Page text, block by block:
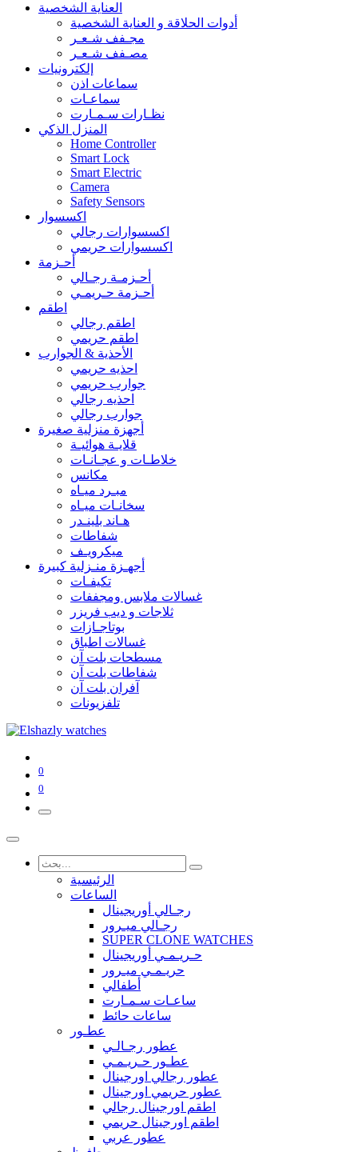
العناية الشخصية
أدوات الحلاقة و العناية الشخصية
مجـفف شـعـر
مصـفف شـعـر
إلكترونيات
سماعات اذن
سماعـات
نظـارات سـمـارت
المنزل الذكي
Home Controller
Smart Lock
Smart Electric
Camera
Safety Sensors
اكسسوار
اكسسوارات رجالي
اكسسوارات حريمي
أحـزمة
أحـزمـة رجـالي
أحـزمة حـريمـي
اطقم
اطقم رجالي
اطقم حريمي
الأحذية & الجوارب
احذيه حريمي
جوارب حريمي
احذيه رجالي
جوارب رجالي
أجهزة منزلية صغيرة
قلايـة هوائيـة
خلاطـات و عجـانـات
مكانس
مبـرد ميـاه
سخانـات ميـاه
هـاند بلينـدر
شفاطات
ميكرويـف
أجهـزة منـزلية كبيرة
تكيفـات
غسالات ملابس ومجففات
ثلاجات و ديب فريزر
بوتاجـازات
غسالات اطباق
مسطحات بلت آن
شفاطات بلت آن
آفران بلت آن
تلفزيونات
0
0
الرئيسية
الساعات
رجـالي أوريجينال
رجـالي ميـرور
SUPER CLONE WATCHES
حـريـمـي أوريجينال
حريـمـي ميـرور
أطفالي
ساعـات سـمـارت
ساعات حائط
عطـور
عطور رجـالـي
عطـور حـريـمـي
عطور رجالي اورجينال
عطور حريمي اورجينال
اطقم اورجينال رجالي
اطقم اورجينال حريمي
عطور عربي